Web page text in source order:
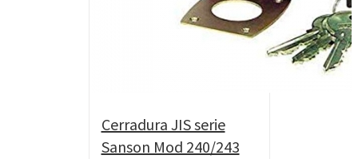
Cerradura JIS serie
Sanson Mod 240/243